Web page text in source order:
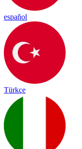
español
Türkçe